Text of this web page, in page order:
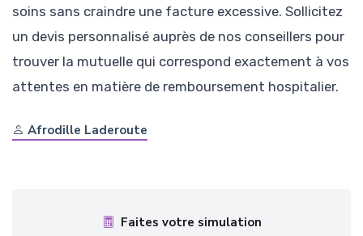
soins sans craindre une facture excessive. Sollicitez
un devis personnalisé auprès de nos conseillers pour
trouver la mutuelle qui correspond exactement à vos
attentes en matière de remboursement hospitalier.
Afrodille Laderoute
Faites votre simulation